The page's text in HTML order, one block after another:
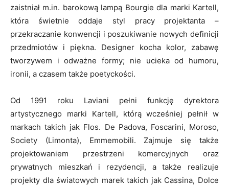
zaistniał m.in. barokową lampą Bourgie dla marki Kartell,
która świetnie oddaje styl pracy projektanta –
przekraczanie konwencji i poszukiwanie nowych definicji
przedmiotów i piękna. Designer kocha kolor, zabawę
tworzywem i odważne formy; nie ucieka od humoru,
ironii, a czasem także poetyckości.
Od 1991 roku Laviani pełni funkcję dyrektora
artystycznego marki Kartell, którą wcześniej pełnił w
markach takich jak Flos. De Padova, Foscarini, Moroso,
Society (Limonta), Emmemobili. Zajmuje się także
projektowaniem przestrzeni komercyjnych oraz
prywatnych mieszkań i rezydencji, a także realizuje
projekty dla światowych marek takich jak Cassina, Dolce